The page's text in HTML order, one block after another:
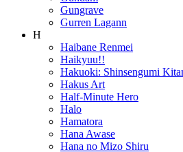
Gungrave
Gurren Lagann
H
Haibane Renmei
Haikyuu!!
Hakuoki: Shinsengumi
Hakus Art
Half-Minute Hero
Halo
Hamatora
Hana Awase
Hana no Mizo Shiru